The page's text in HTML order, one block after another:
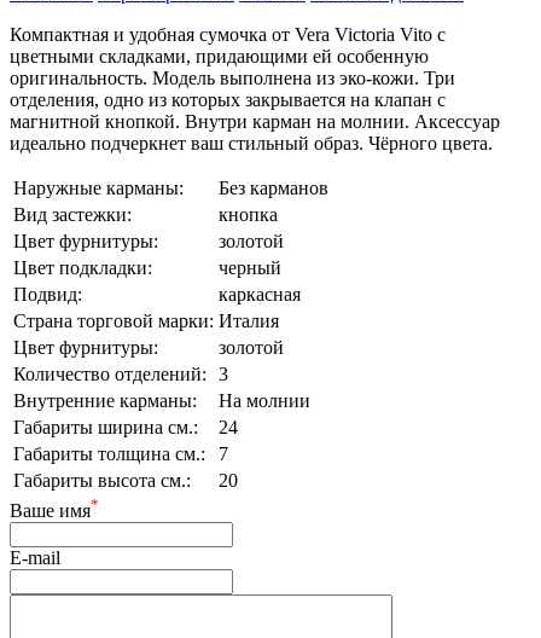
Компактная и удобная сумочка от Vera Victoria Vito с
цветными складками, придающими ей особенную
оригинальность. Модель выполнена из эко-кожи. Три
отделения, одно из которых закрывается на клапан с
магнитной кнопкой. Внутри карман на молнии. Аксессуар
идеально подчеркнет ваш стильный образ. Чёрного цвета.
Наружные карманы:
Без карманов
Вид застежки:
кнопка
Цвет фурнитуры:
золотой
Цвет подкладки:
черный
Подвид:
каркасная
Страна торговой марки: Италия
Цвет фурнитуры:
золотой
Количество отделений:
3
Внутренние карманы:
На молнии
Габариты ширина см.:
24
Габариты толщина см.:
7
Габариты высота см.:
20
Ваше имя*
E-mail